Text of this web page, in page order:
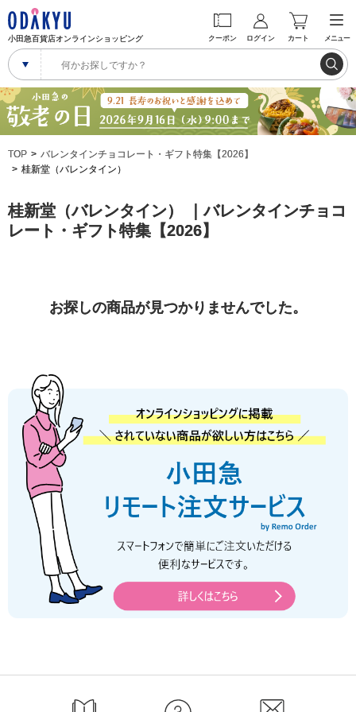
小田急百貨店オンラインショッピング クーポン ログイン カート メニュー
TOP
バレンタインチョコレート・ギフト特集【2026】
桂新堂（バレンタイン）
桂新堂（バレンタイン） ｜バレンタインチョコ
レート・ギフト特集【2026】
お探しの商品が見つかりませんでした。